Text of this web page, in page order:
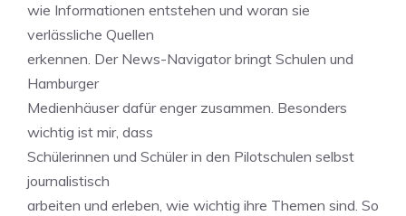
wie Informationen entstehen und woran sie
verlässliche Quellen
erkennen. Der News-Navigator bringt Schulen und
Hamburger
Medienhäuser dafür enger zusammen. Besonders
wichtig ist mir, dass
Schülerinnen und Schüler in den Pilotschulen selbst
journalistisch
arbeiten und erleben, wie wichtig ihre Themen sind. So